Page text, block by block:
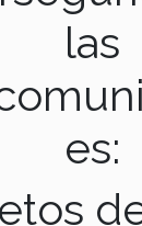
las
es: